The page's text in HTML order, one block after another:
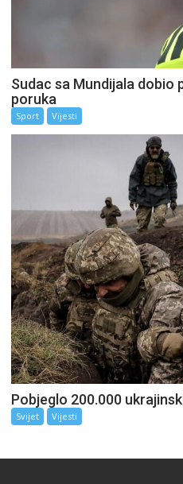
Sudac sa Mundijala dobio
poruka
Sport Vijesti
Pobjeglo 200.000
Svijet Vijesti